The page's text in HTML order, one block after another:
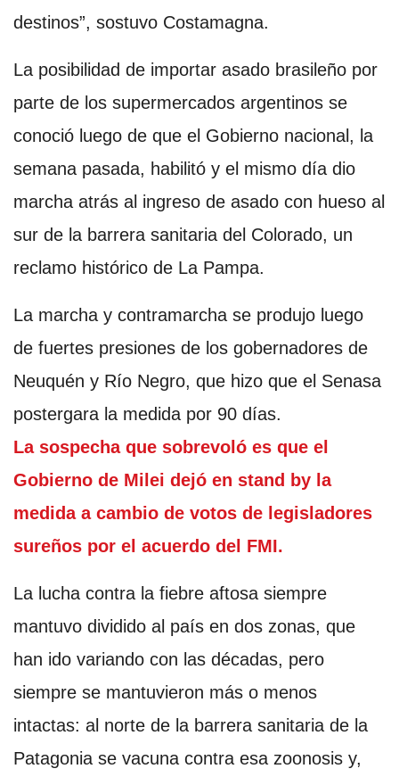
destinos”, sostuvo Costamagna.
La posibilidad de importar asado brasileño por
parte de los supermercados argentinos se
conoció luego de que el Gobierno nacional, la
semana pasada, habilitó y el mismo día dio
marcha atrás al ingreso de asado con hueso al
sur de la barrera sanitaria del Colorado, un
reclamo histórico de La Pampa.
La marcha y contramarcha se produjo luego
de fuertes presiones de los gobernadores de
Neuquén y Río Negro, que hizo que el Senasa
postergara la medida por 90 días.
La sospecha que sobrevoló es que el
Gobierno de Milei dejó en stand by la
medida a cambio de votos de legisladores
sureños por el acuerdo del FMI.
La lucha contra la fiebre aftosa siempre
mantuvo dividido al país en dos zonas, que
han ido variando con las décadas, pero
siempre se mantuvieron más o menos
intactas: al norte de la barrera sanitaria de la
Patagonia se vacuna contra esa zoonosis y,